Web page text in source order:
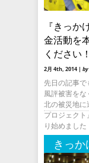
『きっか
金活動を
ください
2月 4th, 2014 |
先日の記事で
風評被害を
北の被災地に
プロジェク
り始めまし
きっか